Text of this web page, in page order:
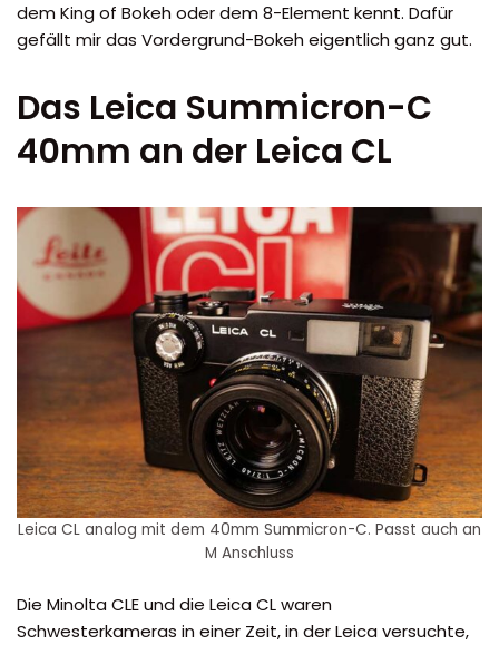
dem King of Bokeh oder dem 8-Element kennt. Dafür
gefällt mir das Vordergrund-Bokeh eigentlich ganz gut.
Das Leica Summicron-C
40mm an der Leica CL
Leica CL analog mit dem 40mm Summicron-C. Passt auch an
M Anschluss
Die Minolta CLE und die Leica CL waren
Schwesterkameras in einer Zeit, in der Leica versuchte,